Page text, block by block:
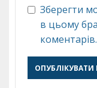
Зберегти
в цьому
коментарів.